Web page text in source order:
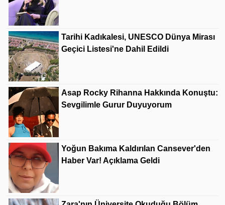
Tarihi Kadıkalesi, UNESCO Dünya Mirası
Geçici Listesi'ne Dahil Edildi
Asap Rocky Rihanna Hakkında Konuştu:
Sevgilimle Gurur Duyuyorum
Yoğun Bakıma Kaldırılan Cansever'den
Haber Var! Açıklama Geldi